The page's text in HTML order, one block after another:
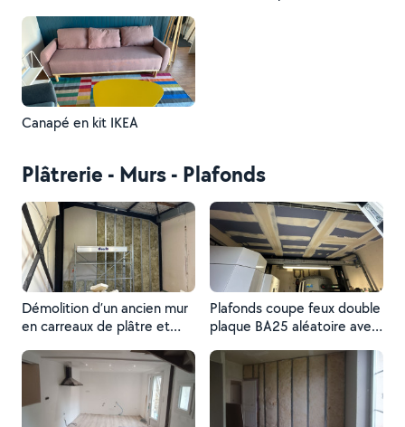
Canapé en kit IKEA
Plâtrerie - Murs - Plafonds
Démolition d’un ancien mur
en carreaux de plâtre et
double hauteur entre axe
40cm structure double
,double plaque avec
isolation .
Plafonds coupe feux double
plaque BA25 aléatoire avec
une lame d’aire et isolation
de 10mm . Traitement de
bandes.